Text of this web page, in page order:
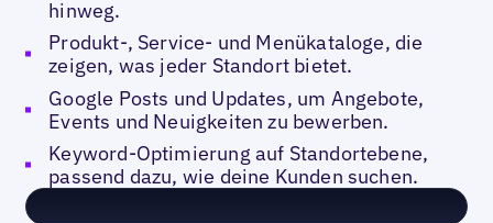
hinweg.
Produkt-, Service- und Menükataloge, die
zeigen, was jeder Standort bietet.
Google Posts und Updates, um Angebote,
Events und Neuigkeiten zu bewerben.
Keyword-Optimierung auf Standortebene,
passend dazu, wie deine Kunden suchen.